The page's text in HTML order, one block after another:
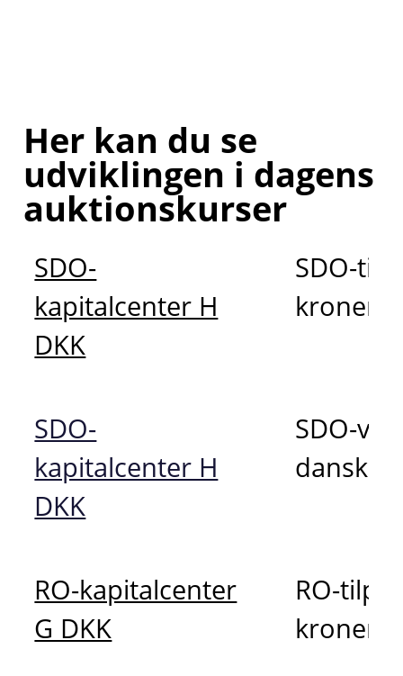
Her kan du se
udviklingen i dagens
auktionskurser
SDO-
kapitalcenter H
DKK
SDO-
kroner
SDO-
kapitalcenter H
DKK
SDO-
danske
RO-kapitalcenter
G DKK
RO-
kroner